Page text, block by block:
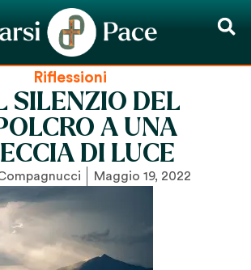
Riflessioni
SILENZIO DEL
A UNA
DI LUCE
Maggio 19, 2022